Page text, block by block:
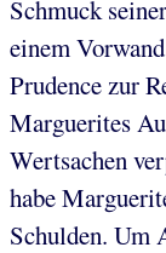
Schmuck
einem
Prudence zur
Marguerites
Wertsachen
habe
Schulden. Um